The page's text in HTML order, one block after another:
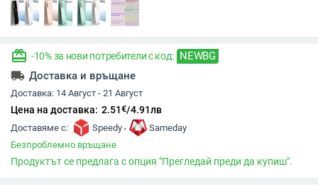
redeem -10% за нови потребители с код: NEWBG
local_shipping Доставка и връщане
Доставка: 14 Август - 21 Август
Цена на доставка: 2.51€/4.91лв
Доставяме с: Speedy ,
Sameday
Безпроблемно връщане
Продуктът се предлага с опция "Прегледай преди да купиш".